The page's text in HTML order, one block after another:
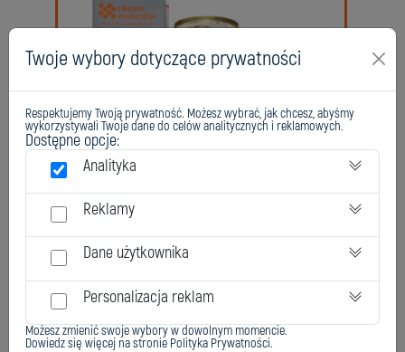
Chester Elastomer 60F
Twoje wybory dotyczące prywatności
Respektujemy Twoją prywatność. Możesz wybrać, jak chcesz, abyśmy
wykorzystywali Twoje dane do celów analitycznych i reklamowych.
Dostępne opcje:
Analityka
Reklamy
Dane użytkownika
Personalizacja reklam
Możesz zmienić swoje wybory w dowolnym momencie.
Dowiedz się więcej na stronie Polityka Prywatności.